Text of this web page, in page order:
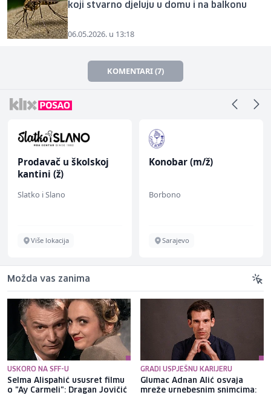
koji stvarno djeluju u domu i na balkonu
06.05.2026. u 13:18
KOMENTARI (7)
Prodavač u školskoj
kantini (ž)
Slatko i Slano
Više lokacija
Konobar (m/ž)
Borbono
Sarajevo
Možda vas zanima
USKORO NA SFF-U
Selma Alispahić ususret filmu
o "Ay Carmeli": Dragan Jovičić
GRADI USPJEŠNU KARIJERU
Glumac Adnan Alić osvaja
mreže urnebesnim snimcima: